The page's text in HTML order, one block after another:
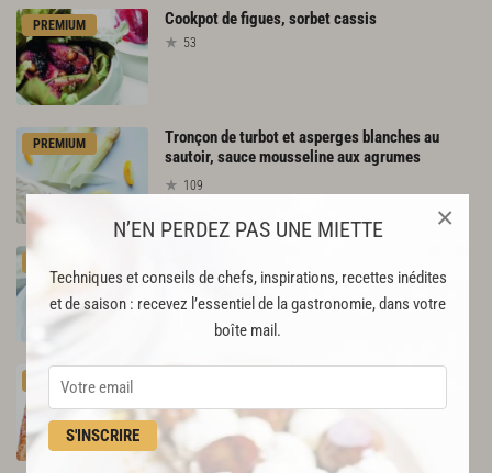
N’EN PERDEZ PAS UNE MIETTE
Techniques et conseils de chefs, inspirations, recettes inédites
et de saison : recevez l’essentiel de la gastronomie, dans votre
boîte mail.
S'INSCRIRE
×
PREMIUM Cookpotdefigues, sorbetcassis
53
PREMIUM
Tronçon de turbot et asperges blanches au
sautoir, sauce mousseline aux agrumes
109
31
PREMIUM
Sole de ligne épaisse dorée au beurre, pommes
348